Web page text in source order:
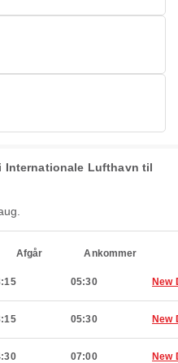
Internationale Lufthavn til
Afgår Ankommer
05:30 New
05:30 New
07:00 New